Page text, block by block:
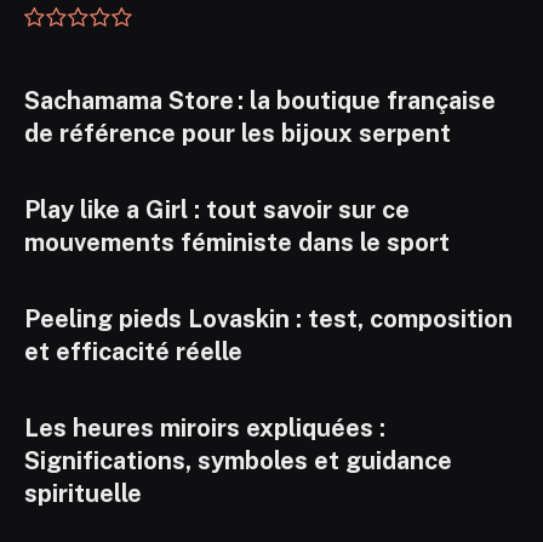
Sachamama Store : la boutique française
de référence pour les bijoux serpent
Play like a Girl : tout savoir sur ce
mouvements féministe dans le sport
Peeling pieds Lovaskin : test, composition
et efficacité réelle
Les heures miroirs expliquées :
Significations, symboles et guidance
spirituelle